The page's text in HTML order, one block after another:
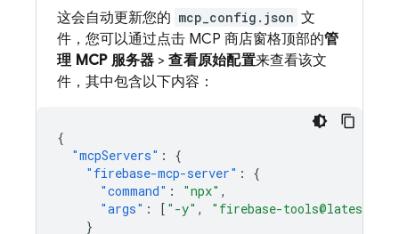
这会自动更新您的 mcp_config.json 文
件，您可以通过点击 MCP 商店窗格顶部的管
理 MCP 服务器 >查看原始配置来查看该文
件，其中包含以下内容：
{
"mcpServers" :
{
"firebase-mcp-server" :
{
"command" : "npx" ,
"args" : [ "-y" , "firebase-tools@latest"
}